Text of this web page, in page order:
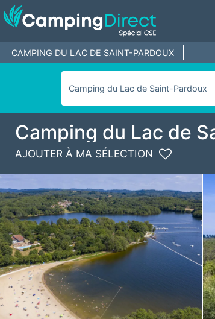
CAMPING DU LAC DE SAINT-PARDOUX
Camping du Lac de
AJOUTER À MA SÉLECTION